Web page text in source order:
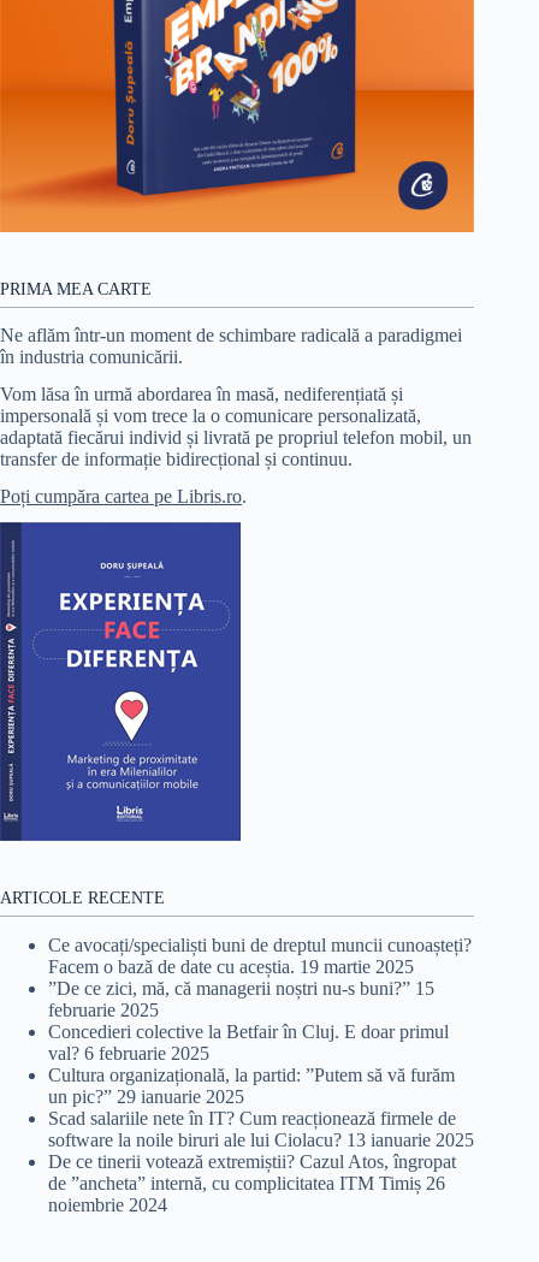
PRIMA MEA CARTE
Ne aflăm într-un moment de schimbare radicală a paradigmei
în industria comunicării.
Vom lăsa în urmă abordarea în masă, nediferențiată și
impersonală și vom trece la o comunicare personalizată,
adaptată fiecărui individ și livrată pe propriul telefon mobil, un
transfer de informație bidirecțional și continuu.
Poți cumpăra cartea pe Libris.ro.
ARTICOLE RECENTE
Ce avocați/specialiști buni de dreptul muncii cunoașteți?
Facem o bază de date cu aceștia. 19 martie 2025
”De ce zici, mă, că managerii noștri nu-s buni?” 15
februarie 2025
Concedieri colective la Betfair în Cluj. E doar primul
val? 6 februarie 2025
Cultura organizațională, la partid: ”Putem să vă furăm
un pic?” 29 ianuarie 2025
Scad salariile nete în IT? Cum reacționează firmele de
software la noile biruri ale lui Ciolacu? 13 ianuarie 2025
De ce tinerii votează extremiștii? Cazul Atos, îngropat
de ”ancheta” internă, cu complicitatea ITM Timiș 26
noiembrie 2024